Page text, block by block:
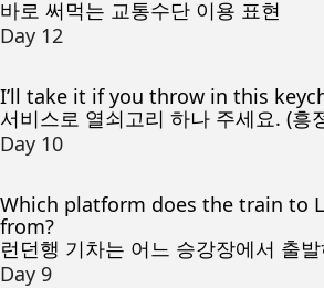
바로 써먹는 교통수단 이용 표현
Day 12
I’ll take it if you throw in this
서비스로 열쇠고리 하나 주세요. (흥
Day 10
Which platform does the train to
from?
런던행 기차는 어느 승강장에서 출
Day 9